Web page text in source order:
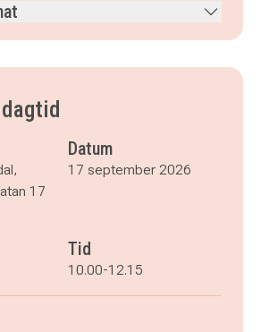
2026 klockan 10.00–12.15
2026klockan 10.00–12.15
2026
klockan 10.00–12.15
2026
klockan 10.00–12.15
2026
klockan 10.00–12.15
17
Datum
17 september 2026
Tid
10.00-12.15